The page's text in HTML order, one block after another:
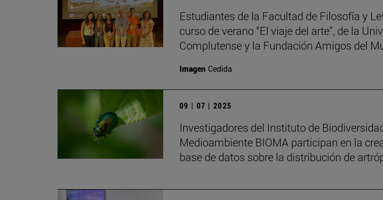
Estudiantes de la Facultad de Filosofía y
curso de verano “El viaje del arte”, de la
Complutense y la Fundación Amigos del
Imagen Cedida
09 | 07 | 2025
Investigadores del Instituto de
Medioambiente BIOMA participan en la
base de datos sobre la distribución de